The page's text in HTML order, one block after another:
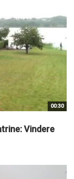
00:30
Vindere